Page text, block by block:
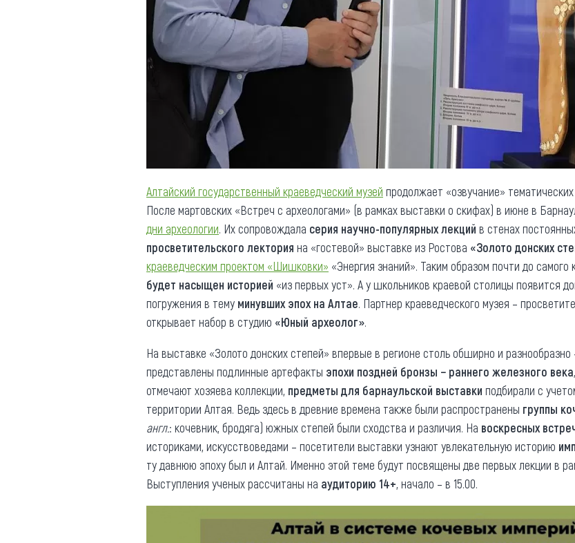
Реестр туристических
агентств Алтайского края
Обращения граждан
Противодействие коррупции
Алтайский государственный краеведческий музей продолжает «озвучание» тематических
После мартовских «Встреч с археологами» (в рамках выставки о скифах) в июне в
дни археологии. Их сопровождала серия научно-популярных лекций в стенах
просветительского лектория на «гостевой» выставке из Ростова «Золото донских
краеведческим проектом «Шишковки» «Энергия знаний». Таким образом почти до самого
будет насыщен историей «из первых уст». А у школьников краевой столицы появится
погружения в тему минувших эпох на Алтае. Партнер краеведческого музея –
открывает набор в студию «Юный археолог».
На выставке «Золото донских степей» впервые в регионе столь обширно и разнообразно
представлены подлинные артефакты эпохи поздней бронзы − раннего железного века
отмечают хозяева коллекции, предметы для барнаульской выставки подбирали с
территории Алтая. Ведь здесь в древние времена также были распространены группы
англ.: кочевник, бродяга) южных степей были сходства и различия. На воскресных
историками, искусствоведами – посетители выставки узнают увлекательную историю
ту давнюю эпоху был и Алтай. Именно этой теме будут посвящены две первых лекции в
Выступления ученых рассчитаны на аудиторию 14+, начало – в 15.00.